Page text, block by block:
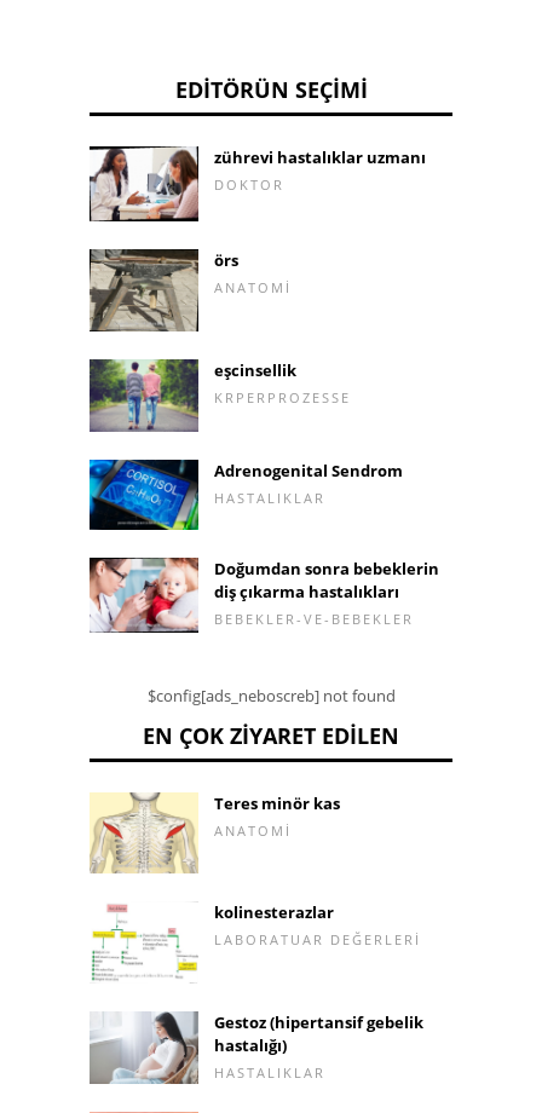
EDITÖRÜN SEÇIMI
zührevi hastalıklar uzmanı
DOKTOR
örs
ANATOMI
eşcinsellik
KRPERPROZESSE
Adrenogenital Sendrom
HASTALIKLAR
Doğumdan sonra bebeklerin
diş çıkarma hastalıkları
BEBEKLER-VE-BEBEKLER
$config[ads_neboscreb] not found
EN ÇOK ZIYARET EDILEN
Teres minör kas
ANATOMI
kolinesterazlar
LABORATUAR DEĞERLERI
Gestoz (hipertansif gebelik
hastalığı)
HASTALIKLAR